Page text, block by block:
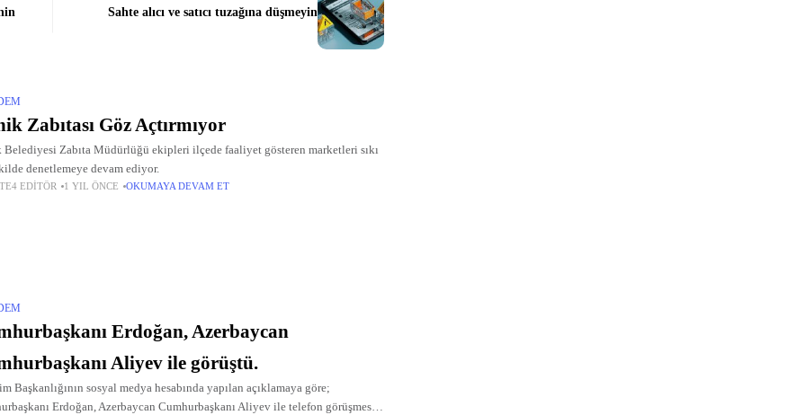
Sahte alıcı ve satıcı tuzağına düşmeyin
Zabıtası Göz Açtırmıyor
Belediyesi Zabıta Müdürlüğü ekipleri ilçede faaliyet gösteren marketleri sıkı
denetlemeye devam ediyor.
EDITÖR 1 YIL ÖNCE OKUMAYA DEVAM ET
Erdoğan, Azerbaycan
Aliyev ile görüştü.
Başkanlığının sosyal medya hesabında yapılan açıklamaya göre;
Erdoğan, Azerbaycan Cumhurbaşkanı Aliyev ile telefon görüşmesi